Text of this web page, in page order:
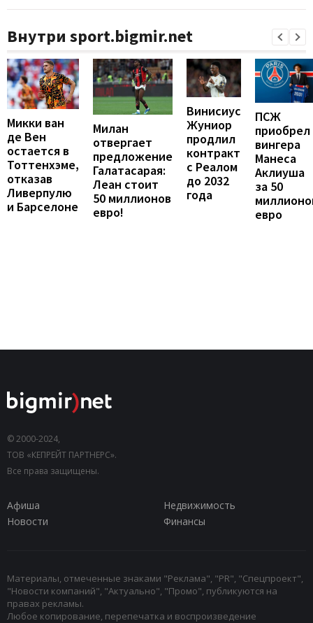
Внутри sport.bigmir.net
Микки ван
де Вен
остается в
Тоттенхэме,
отказав
Ливерпулю
и Барселоне
Милан
отвергает
предложение
Галатасарая:
Леан стоит
50 миллионов
евро!
Винисиус
Жуниор
продлил
контракт
с Реалом
до 2032
года
ПСЖ
приобрел
вингера
Манеса
Аклиуша
за 50
евро
© 2000-2024,
ТОВ «КЕПРЕЙТ ПАРТНЕРС».
Все права защищены.
Афиша
Недвижимость
Новости
Финансы
Материалы, отмеченные знаками "Реклама", "PR", "Спецпроект",
"Новости компаний", "Актуально", "Промо", публикуются на
правах рекламы.
Любое копирование, перепечатка и воспроизведение